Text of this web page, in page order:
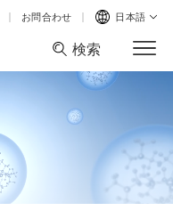
お問合わせ 日本語
検索